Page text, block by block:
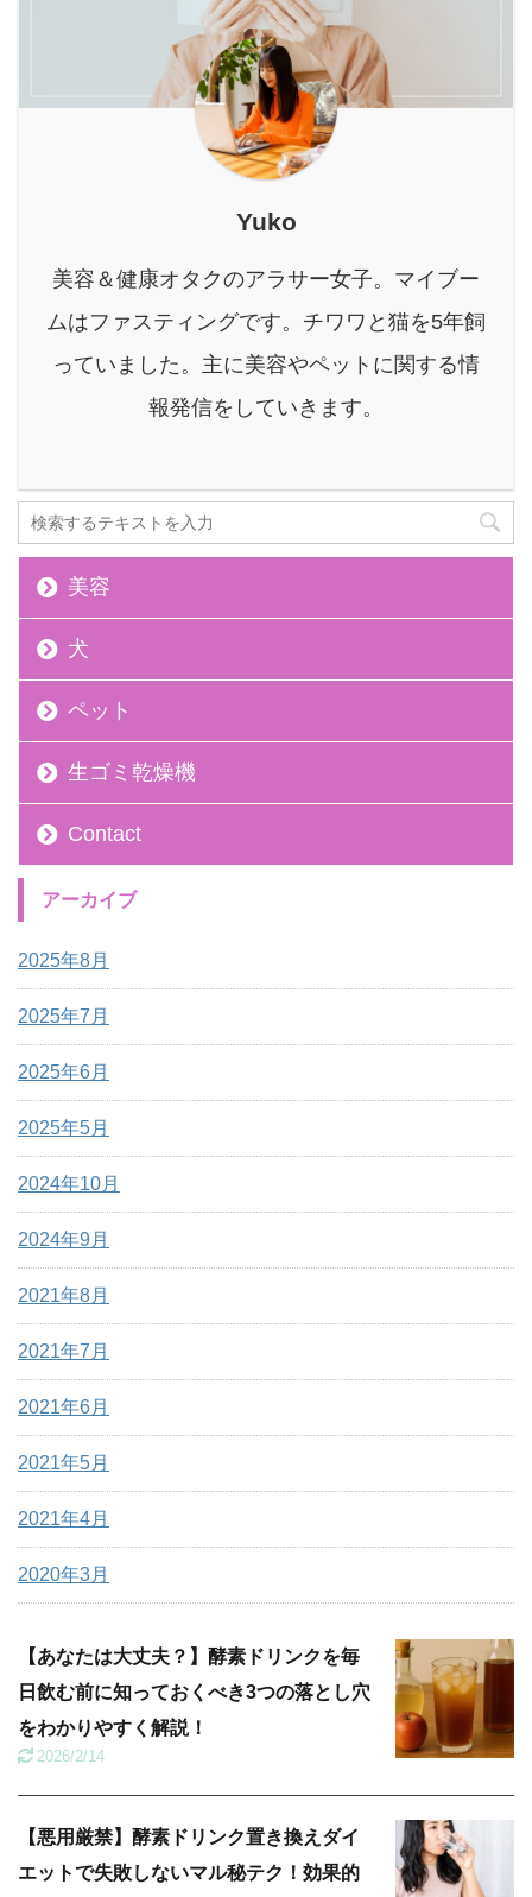
愛犬に与える影響 首に優
しいハーネスを選ぶ時の
大切なポイント 特にオス
経験があり、夜鳴きをし
ていた時期もありました
が、以下で紹介する対策
方法で改善したので信 ...
も多いのではないでしょ
うか。 せっかく飲むな
ら、効果を最大限に引き
出したいですよね。 本記
事では、酵素栄養学に基
づいた知見と、多くの利
用者の声から導き出され
的に迫ります。 あなたの
目的（ダイエット、美
わせた最適なタイミング
から、効果をさらに高め
Yuko
美容＆健康オタクのアラサー女子。マイブー
ムはファスティングです。チワワと猫を5年飼
っていました。主に美容やペットに関する情
報発信をしていきます。
美容
犬
ペット
生ゴミ乾燥機
Contact
アーカイブ
2025年8月
2025年7月
2025年6月
2025年5月
2024年10月
2024年9月
2021年8月
2021年7月
2021年6月
2021年5月
2021年4月
2020年3月
【あなたは大丈夫？】酵素ドリンクを毎
日飲む前に知っておくべき3つの落とし穴
をわかりやすく解説！
2026/2/14
【悪用厳禁】酵素ドリンク置き換えダイ
エットで失敗しないマル秘テク！効果的